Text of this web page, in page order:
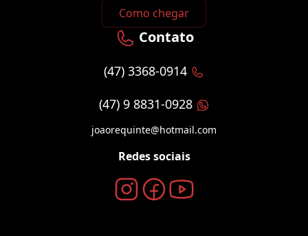
Como chegar
Contato
(47) 3368-0914
(47) 9 8831-0928
joaorequinte@hotmail.com
Redes sociais